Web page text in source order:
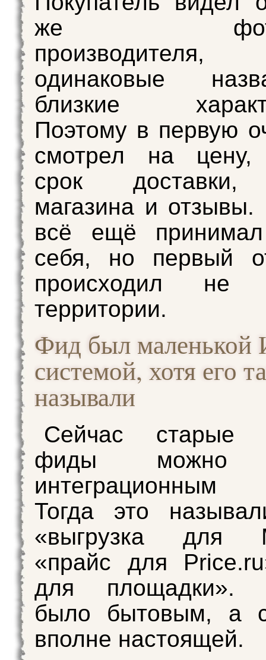
же
одинаковые
близкие
Поэтому в первую
смотрел на цену,
срок доставки,
магазина и отзывы.
всё ещё
себя, но первый
происходил
территории.
Фид был маленькой
системой, хотя его
называли
Сейчас старые
фиды можно
интеграционным
Тогда это
«выгрузка для
«прайс для
для площадки».
было бытовым, а
вполне настоящей.